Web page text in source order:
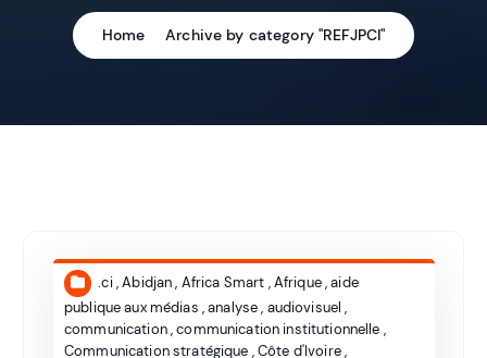
Home Archive by category "REFJPCI"
.ci,Abidjan, Africa Smart ,Afrique,aide
publique aux médias ,analyse, audiovisuel ,
communication,communication institutionnelle ,
Communication stratégique ,Côte d'Ivoire,